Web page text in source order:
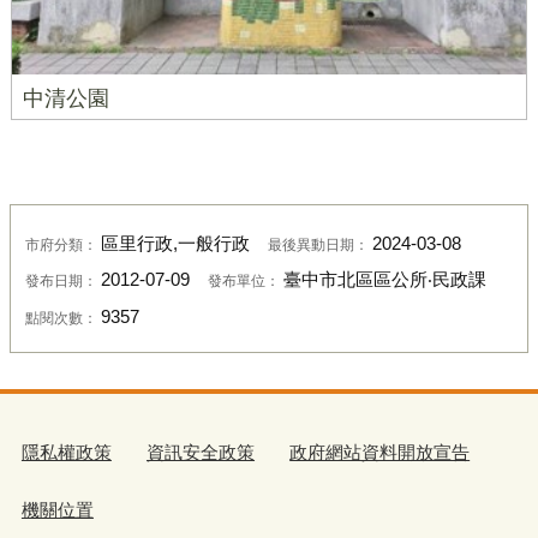
中清公園
市府分類： 區里行政,一般行政 最後異動日期： 2024-03-08
發布日期： 2012-07-09 發布單位： 臺中市北區區公所‧民政課
點閱次數： 9357
隱私權政策 資訊安全政策 政府網站資料開放宣告
機關位置